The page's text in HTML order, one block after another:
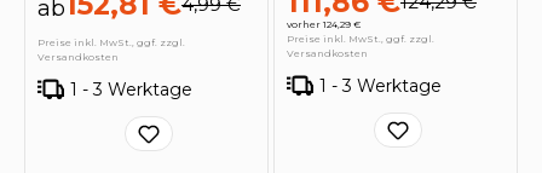
ab
Preise inkl. MwSt., ggf. zzgl.
Versandkosten
1 - 3 Werktage
vorher 124,29 €
Preise inkl. MwSt., ggf. zzgl.
Versandkosten
1 - 3 Werktage